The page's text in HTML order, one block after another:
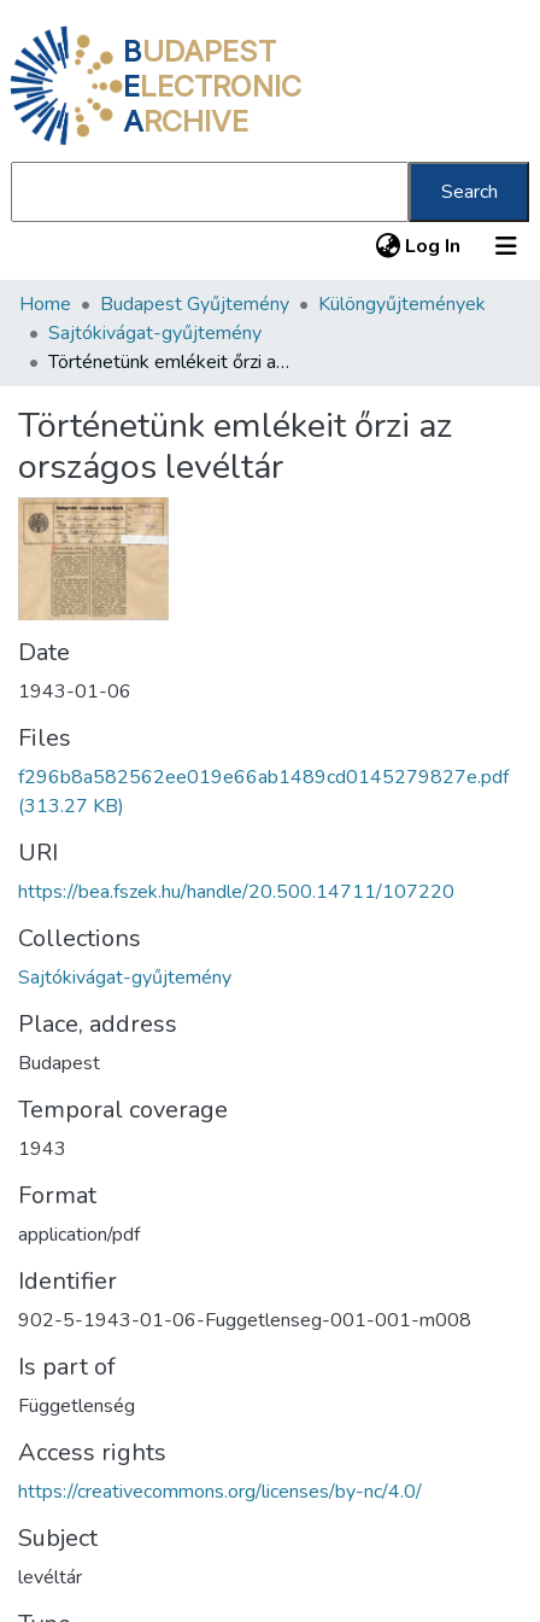
BUDAPEST
ELECTRONIC
ARCHIVE
Search
Log In (current)
Communities & Collections
All of DSpace
About us
Home Budapest Gyűjtemény
Különgyűjtemények
Sajtókivágat-gyűjtemény
Történetünk emlékeit őrzi az országos levéltár
Történetünk emlékeit őrzi az
országos levéltár
Date
1943-01-06
Files
f296b8a582562ee019e66ab1489cd0145279827e.pdf
(313.27 KB)
URI
https://bea.fszek.hu/handle/20.500.14711/107220
Collections
Sajtókivágat-gyűjtemény
Place, address
Budapest
Temporal coverage
1943
Format
application/pdf
Identifier
902-5-1943-01-06-Fuggetlenseg-001-001-m008
Is part of
Függetlenség
Access rights
https://creativecommons.org/licenses/by-nc/4.0/
Subject
levéltár